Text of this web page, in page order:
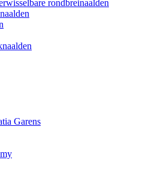
rondbreinaalden
Garens